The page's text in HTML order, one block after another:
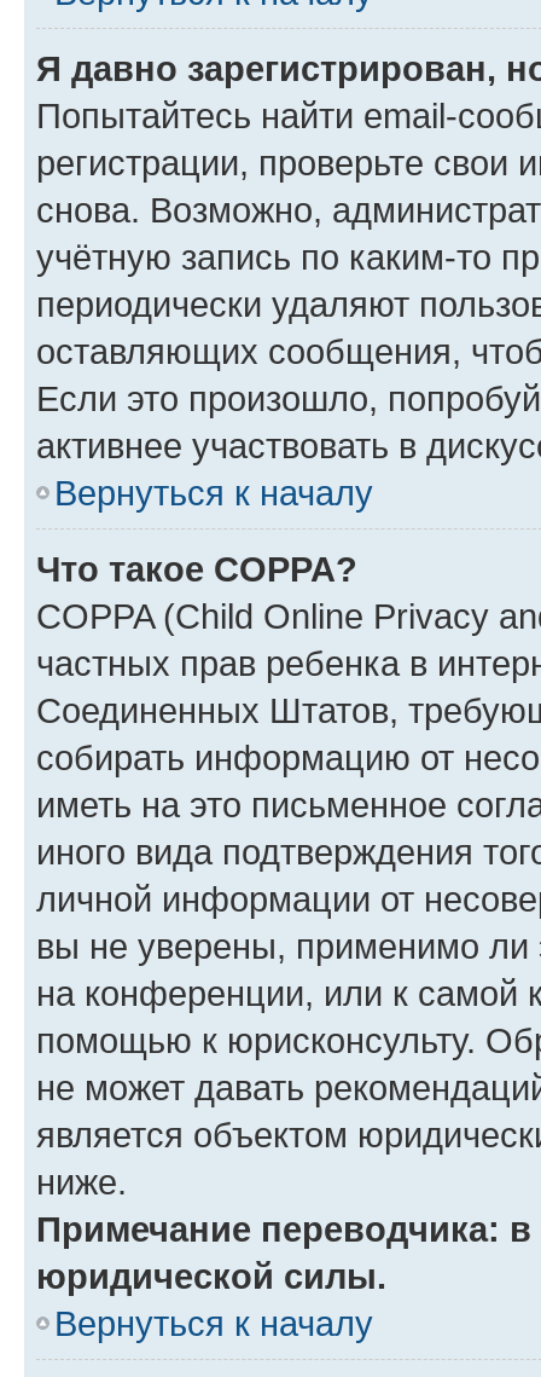
Я давно зарегистрирован,
Попытайтесь найти email-
регистрации, проверьте свои
снова. Возможно,
учётную запись по каким-то
периодически удаляют
оставляющих сообщения,
Если это произошло,
активнее участвовать в
Вернуться к началу
Что такое COPPA?
COPPA (Child Online Privacy
частных прав ребенка в
Соединенных Штатов,
собирать информацию от
иметь на это письменное
иного вида подтверждения
личной информации от
вы не уверены, применимо ли
на конференции, или к самой
помощью к юрисконсульту.
не может давать
является объектом
ниже.
Примечание переводчика:
юридической силы.
Вернуться к началу